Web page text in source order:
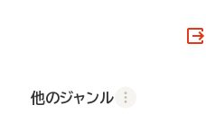
他のジャンル